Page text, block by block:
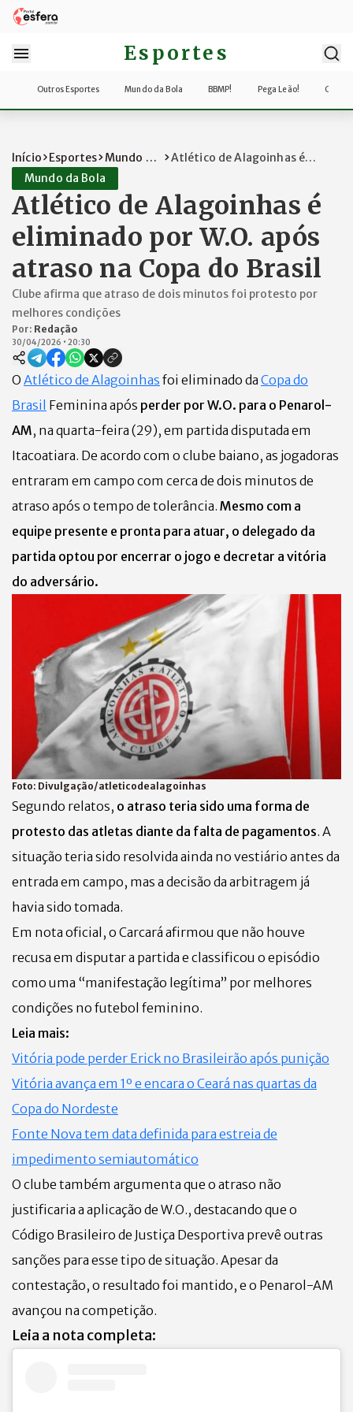
Esportes
Outros Esportes Mundo da Bola BBMP! Pega Leão! Copa
Início Esportes Mundo da
Bola
Atlético de Alagoinhas é
Mundo da Bola
Atlético de Alagoinhas é
eliminado por W.O. após
atraso na Copa do Brasil
Clube afirma que atraso de dois minutos foi protesto por
melhores condições
Por: Redação
30/04/2026 • 20:30
O Atlético de Alagoinhas foi eliminado da Copa do
Brasil Feminina após perder por W.O. para o Penarol-
AM, na quarta-feira (29), em partida disputada em
Itacoatiara. De acordo com o clube baiano, as jogadoras
entraram em campo com cerca de dois minutos de
atraso após o tempo de tolerância. Mesmo com a
equipe presente e pronta para atuar, o delegado da
partida optou por encerrar o jogo e decretar a vitória
do adversário.
Foto: Divulgação/atleticodealagoinhas
Segundo relatos, o atraso teria sido uma forma de
protesto das atletas diante da falta de pagamentos. A
situação teria sido resolvida ainda no vestiário antes da
entrada em campo, mas a decisão da arbitragem já
havia sido tomada.
Em nota oficial, o Carcará afirmou que não houve
recusa em disputar a partida e classificou o episódio
como uma “manifestação legítima” por melhores
condições no futebol feminino.
Leia mais:
Vitória pode perder Erick no Brasileirão após punição
Vitória avança em 1º e encara o Ceará nas quartas da
Copa do Nordeste
Fonte Nova tem data definida para estreia de
impedimento semiautomático
O clube também argumenta que o atraso não
justificaria a aplicação de W.O., destacando que o
Código Brasileiro de Justiça Desportiva prevê outras
sanções para esse tipo de situação. Apesar da
contestação, o resultado foi mantido, e o Penarol-AM
avançou na competição.
Leia a nota completa: